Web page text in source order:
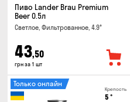
Пиво Lander Brau Premium
Beer 0.5л
Светлое, Фильтрованное, 4.9°
43,50
грн за 1 шт
Крепость
5 °
Только онлайн